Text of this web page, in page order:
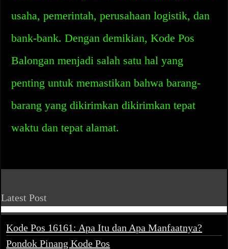
usaha, pemerintah, perusahaan logistik, dan
bank-bank. Dengan demikian, Kode Pos
Balongan menjadi salah satu hal yang
penting untuk memastikan bahwa barang-
barang yang dikirimkan dikirimkan tepat
waktu dan tepat alamat.
Latest Post
Kode Pos 16161: Apa Itu dan Apa Manfaatnya?
Pondok Pinang Kode Pos